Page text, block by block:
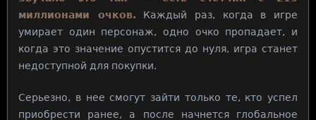
миллионами очков. Каждый раз, когда в игре
умирает один персонаж, одно очко пропадает, и
когда это значение опустится до нуля, игра станет
недоступной для покупки.
Серьезно, в нее смогут зайти только те, кто успел
приобрести ранее, а после начнется глобальное